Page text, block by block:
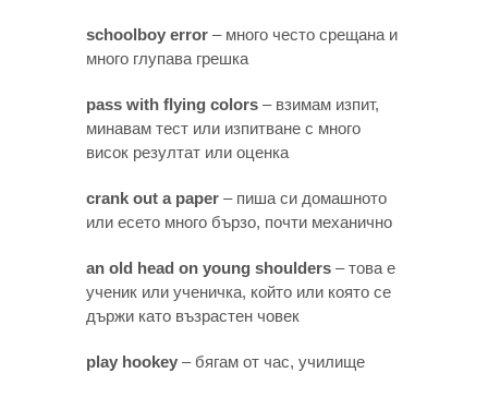
schoolboy error – много често срещана и
много глупава грешка
pass with flying colors – взимам изпит,
минавам тест или изпитване с много
висок резултат или оценка
crank out a paper – пиша си домашното
или есето много бързо, почти механично
an old head on young shoulders – това е
ученик или ученичка, който или която се
държи като възрастен човек
play hookey – бягам от час, училище